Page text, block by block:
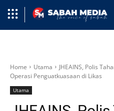
Home Utama
JHEAINS, Polis
Operasi Penguatkuasaan di Likas
Utama